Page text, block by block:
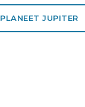
PLANEET JUPITER